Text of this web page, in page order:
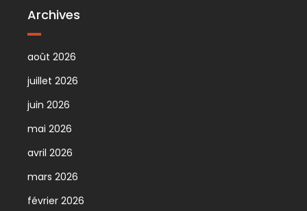
Archives
août 2026
juillet 2026
juin 2026
mai 2026
avril 2026
mars 2026
février 2026